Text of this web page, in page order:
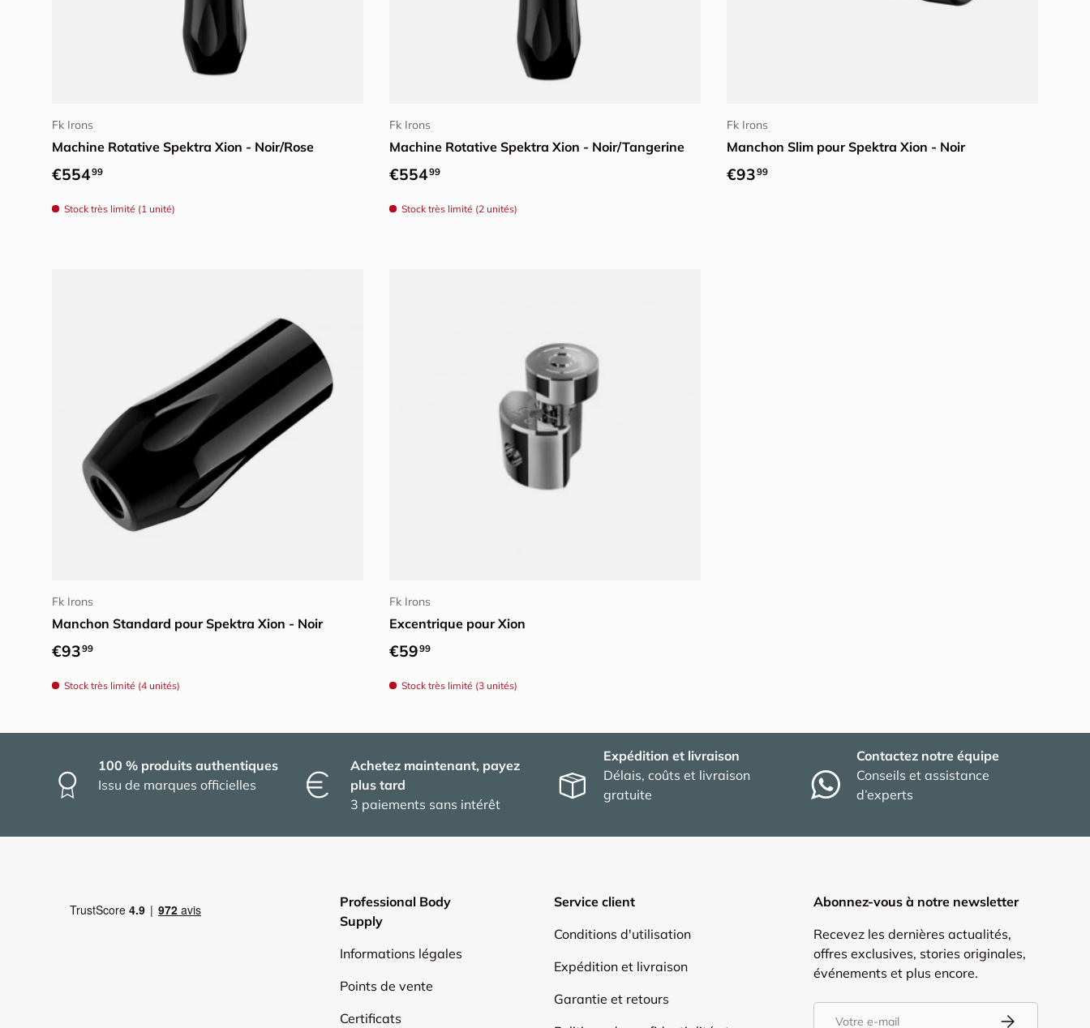
Fk Irons
Machine Rotative Spektra Xion - Noir/Rose
Prix habituel
€55499
Stock très limité (1 unité)
Fk Irons
Machine Rotative Spektra Xion - Noir/Tangerine
Prix habituel
€55499
Stock très limité (2 unités)
Fk Irons
Manchon Slim pour Spektra Xion - Noir
Prix habituel
€9399
Fk Irons
Manchon Standard pour Spektra Xion - Noir
Prix habituel
€9399
Stock très limité (4 unités)
Fk Irons
Excentrique pour Xion
Prix habituel
€5999
Stock très limité (3 unités)
100 % produits authentiques
Issu de marques officielles
Achetez maintenant, payez
plus tard
3 paiements sans intérêt
Expédition et livraison
Délais, coûts et livraison
gratuite
Contactez notre équipe
Conseils et assistance
d’experts
Professional Body
Supply
Informations légales
Points de vente
Certificats
Service client
Conditions d'utilisation
Expédition et livraison
Garantie et retours
Abonnez-vous à notre newsletter
Recevez les dernières actualités,
offres exclusives, stories originales,
événements et plus encore.
S’inscrire